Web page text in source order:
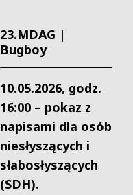
23.MDAG |
Bugboy
10.05.2026, godz.
16:00 – pokaz z
napisami dla osób
niesłyszących i
słabosłyszących
(SDH).